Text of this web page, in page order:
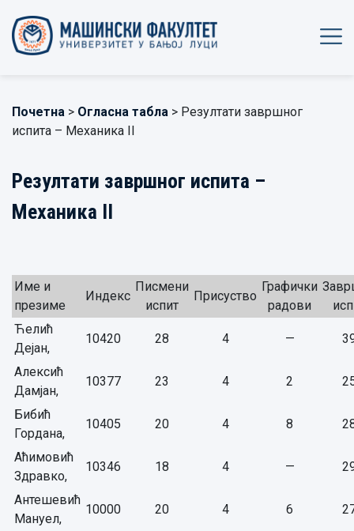
Почетна > Огласна табла > Резултати завршног
испита – Механика II
Резултати завршног испита –
Механика II
Име и
презиме
Индекс
Писмени
испит
Присуство
Графички
радови
Ћелић
Дејан,
10420 28 4 —
Алексић
Дамјан,
10377 23 4 2
Бибић
Гордана,
10405 20 4 8
Аћимовић
Здравко,
10346 18 4 —
Антешевић
Мануел,
10000 20 4 6